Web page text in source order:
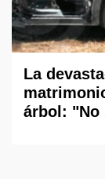
La
árbol: "No